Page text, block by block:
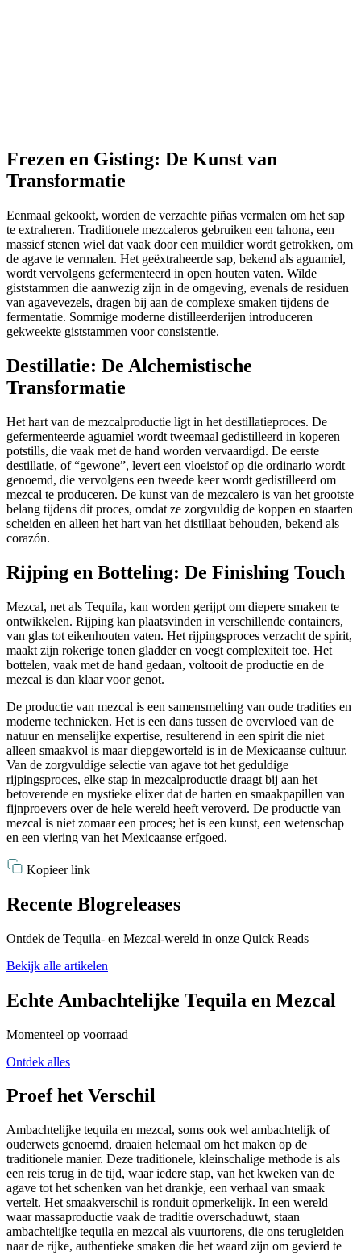
Frezen en Gisting: De Kunst van
Transformatie
Eenmaal gekookt, worden de verzachte piñas vermalen om het sap
te extraheren. Traditionele mezcaleros gebruiken een tahona, een
massief stenen wiel dat vaak door een muildier wordt getrokken, om
de agave te vermalen. Het geëxtraheerde sap, bekend als aguamiel,
wordt vervolgens gefermenteerd in open houten vaten. Wilde
giststammen die aanwezig zijn in de omgeving, evenals de residuen
van agavevezels, dragen bij aan de complexe smaken tijdens de
fermentatie. Sommige moderne distilleerderijen introduceren
gekweekte giststammen voor consistentie.
Destillatie: De Alchemistische
Transformatie
Het hart van de mezcalproductie ligt in het destillatieproces. De
gefermenteerde aguamiel wordt tweemaal gedistilleerd in koperen
potstills, die vaak met de hand worden vervaardigd. De eerste
destillatie, of “gewone”, levert een vloeistof op die ordinario wordt
genoemd, die vervolgens een tweede keer wordt gedistilleerd om
mezcal te produceren. De kunst van de mezcalero is van het grootste
belang tijdens dit proces, omdat ze zorgvuldig de koppen en staarten
scheiden en alleen het hart van het distillaat behouden, bekend als
corazón.
Rijping en Botteling: De Finishing Touch
Mezcal, net als Tequila, kan worden gerijpt om diepere smaken te
ontwikkelen. Rijping kan plaatsvinden in verschillende containers,
van glas tot eikenhouten vaten. Het rijpingsproces verzacht de spirit,
maakt zijn rokerige tonen gladder en voegt complexiteit toe. Het
bottelen, vaak met de hand gedaan, voltooit de productie en de
mezcal is dan klaar voor genot.
De productie van mezcal is een samensmelting van oude tradities en
moderne technieken. Het is een dans tussen de overvloed van de
natuur en menselijke expertise, resulterend in een spirit die niet
alleen smaakvol is maar diepgeworteld is in de Mexicaanse cultuur.
Van de zorgvuldige selectie van agave tot het geduldige
rijpingsproces, elke stap in mezcalproductie draagt bij aan het
betoverende en mystieke elixer dat de harten en smaakpapillen van
fijnproevers over de hele wereld heeft veroverd. De productie van
mezcal is niet zomaar een proces; het is een kunst, een wetenschap
en een viering van het Mexicaanse erfgoed.
Kopieer link
Recente Blogreleases
Ontdek de Tequila- en Mezcal-wereld in onze Quick Reads
Bekijk alle artikelen
Echte Ambachtelijke Tequila en Mezcal
Momenteel op voorraad
Ontdek alles
Proef het Verschil
Ambachtelijke tequila en mezcal, soms ook wel ambachtelijk of
ouderwets genoemd, draaien helemaal om het maken op de
traditionele manier. Deze traditionele, kleinschalige methode is als
een reis terug in de tijd, waar iedere stap, van het kweken van de
agave tot het schenken van het drankje, een verhaal van smaak
vertelt. Het smaakverschil is ronduit opmerkelijk. In een wereld
waar massaproductie vaak de traditie overschaduwt, staan
ambachtelijke tequila en mezcal als vuurtorens, die ons terugleiden
naar de rijke, authentieke smaken die het waard zijn om gevierd te